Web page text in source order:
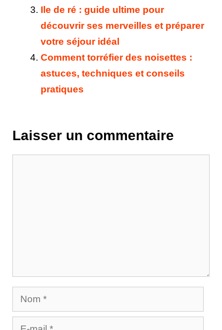
Ile de ré : guide ultime pour
découvrir ses merveilles et préparer
votre séjour idéal
Comment torréfier des noisettes :
astuces, techniques et conseils
pratiques
Laisser un commentaire
Nom
E-